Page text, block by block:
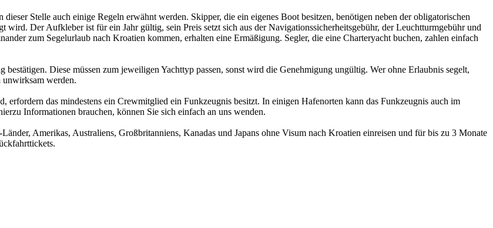
Stelle auch einige Regeln erwähnt werden. Skipper, die ein eigenes Boot besitzen, benötigen neben der obligatorischen
Der Aufkleber ist für ein Jahr gültig, sein Preis setzt sich aus der Navigationssicherheitsgebühr, der Leuchtturmgebühr und
zum Segelurlaub nach Kroatien kommen, erhalten eine Ermäßigung. Segler, die eine Charteryacht buchen, zahlen einfach
Diese müssen zum jeweiligen Yachttyp passen, sonst wird die Genehmigung ungültig. Wer ohne Erlaubnis segelt,
unwirksam werden.
das mindestens ein Crewmitglied ein Funkzeugnis besitzt. In einigen Hafenorten kann das Funkzeugnis auch im
Informationen brauchen, können Sie sich einfach an uns wenden.
Amerikas, Australiens, Großbritanniens, Kanadas und Japans ohne Visum nach Kroatien einreisen und für bis zu 3 Monate